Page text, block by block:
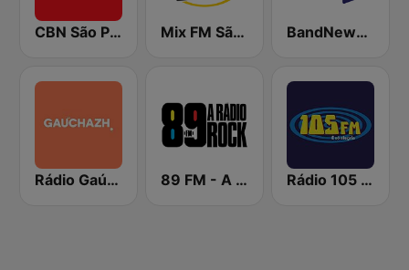
CBN São Paulo Mix FM São Paulo BandNews FM - 96.9 SP
Rádio Gaúcha ZH 89 FM - A Rádio Rock Rádio 105 FM